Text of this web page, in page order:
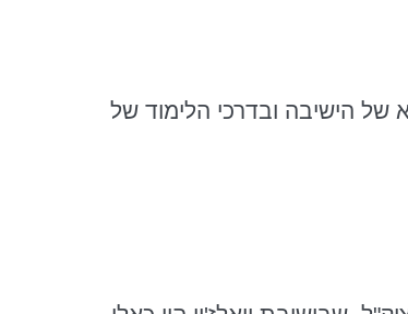
של הישיבה ובדרכי הלימוד של